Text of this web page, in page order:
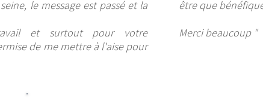
le message est passé et la
et surtout pour votre
de me mettre à l'aise pour
être que
Merci beaucoup "